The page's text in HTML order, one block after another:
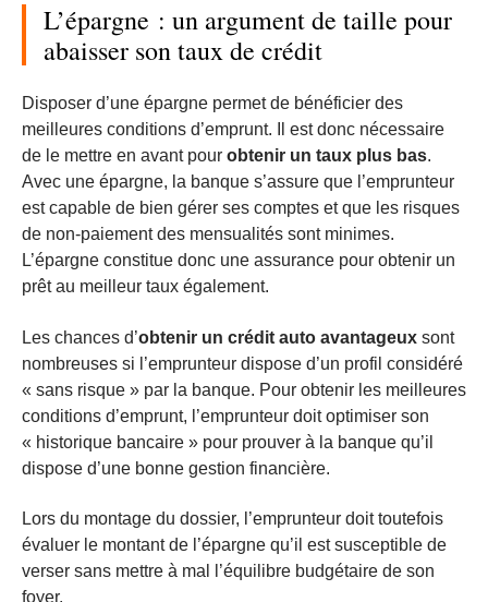
L’épargne : un argument de taille pour
abaisser son taux de crédit
Disposer d’une épargne permet de bénéficier des
meilleures conditions d’emprunt. Il est donc nécessaire
de le mettre en avant pour obtenir un taux plus bas.
Avec une épargne, la banque s’assure que l’emprunteur
est capable de bien gérer ses comptes et que les risques
de non-paiement des mensualités sont minimes.
L’épargne constitue donc une assurance pour obtenir un
prêt au meilleur taux également.
Les chances d’obtenir un crédit auto avantageux sont
nombreuses si l’emprunteur dispose d’un profil considéré
« sans risque » par la banque. Pour obtenir les meilleures
conditions d’emprunt, l’emprunteur doit optimiser son
« historique bancaire » pour prouver à la banque qu’il
dispose d’une bonne gestion financière.
Lors du montage du dossier, l’emprunteur doit toutefois
évaluer le montant de l’épargne qu’il est susceptible de
verser sans mettre à mal l’équilibre budgétaire de son
foyer.